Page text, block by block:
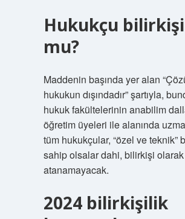
Hukukçu
mu?
Maddenin başında yer alan
hukukun dışındadır” şartıyla,
hukuk fakültelerinin anabilim
öğretim üyeleri ile alanında
tüm hukukçular, “özel ve teknik”
sahip olsalar dahi, bilirkişi olarak
atanamayacak.
2024 bilirkişilik